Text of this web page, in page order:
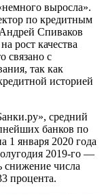
выросла».
по кредитным
Спиваков
рост качества
связано с
так как
историей
средний
банков по
1 января 2020 года
2019-го —
снижение числа
процента.